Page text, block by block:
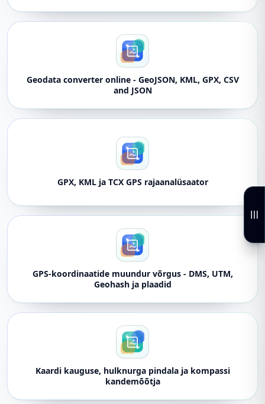
Geodata converter online - GeoJSON, KML, GPX, CSV
and JSON
GPX, KML ja TCX GPS rajaanalüsaator
GPS-koordinaatide muundur võrgus - DMS, UTM,
Geohash ja plaadid
Kaardi kauguse, hulknurga pindala ja kompassi
kandemõõtja